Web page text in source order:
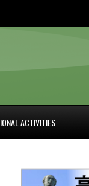
ACTIVITIES